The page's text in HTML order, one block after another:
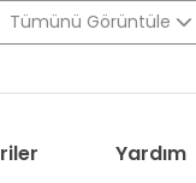
Tümünü Görüntüle
Yardım